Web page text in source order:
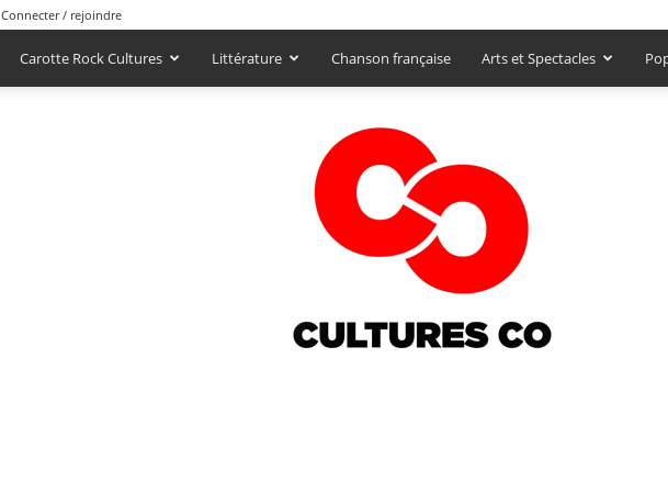
Connecter / rejoindre
Carotte Rock Cultures Littérature Chanson française Arts et Spectacles